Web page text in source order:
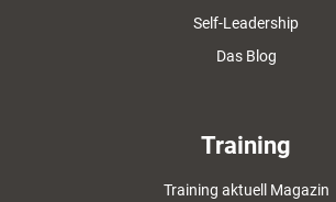
Self-Leadership
Das Blog
Training
Training aktuell Magazin